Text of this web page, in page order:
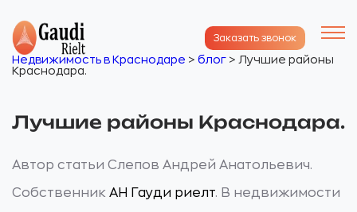
Заказать звонок
Недвижимость в Краснодаре > блог > Лучшие районы
Краснодара.
Лучшие районы Краснодара.
Автор статьи Слепов Андрей Анатольевич.
Собственник АН Гауди риелт. В недвижимости